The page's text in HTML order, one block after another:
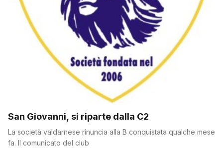
San Giovanni, si riparte dalla C2
La società valdarnese rinuncia alla B conquistata qualche mese
fa. Il comunicato del club